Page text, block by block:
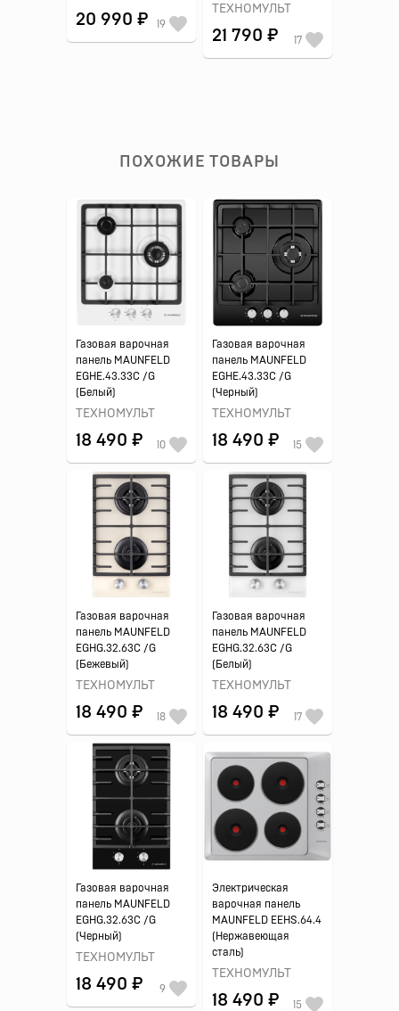
20 990 ₽ 19
ТЕХНОМУЛЬТ
21 790 ₽ 17
ПОХОЖИЕ ТОВАРЫ
Газовая варочная
панель MAUNFELD
EGHE.43.33C /G
(Белый)
ТЕХНОМУЛЬТ
18 490 ₽ 10
Газовая варочная
панель MAUNFELD
EGHE.43.33C /G
(Черный)
ТЕХНОМУЛЬТ
18 490 ₽ 15
Газовая варочная
панель MAUNFELD
EGHG.32.63C /G
(Бежевый)
ТЕХНОМУЛЬТ
18 490 ₽ 18
Газовая варочная
панель MAUNFELD
EGHG.32.63C /G
(Белый)
ТЕХНОМУЛЬТ
18 490 ₽ 17
Газовая варочная
панель MAUNFELD
EGHG.32.63C /G
(Черный)
ТЕХНОМУЛЬТ
18 490 ₽ 9
Электрическая
варочная панель
MAUNFELD EEHS.64.4
(Нержавеющая
сталь)
ТЕХНОМУЛЬТ
18 490 ₽ 15